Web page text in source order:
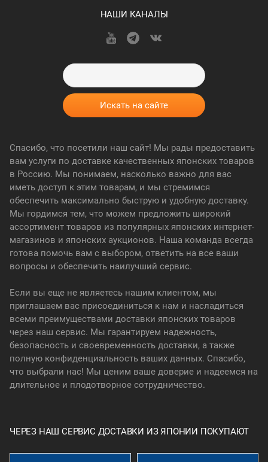
НАШИ КАНАЛЫ
Спасибо, что посетили наш сайт! Мы рады предоставить
вам услуги по доставке качественных японских товаров
в Россию. Мы понимаем, насколько важно для вас
иметь доступ к этим товарам, и мы стремимся
обеспечить максимально быструю и удобную доставку.
Мы гордимся тем, что можем предложить широкий
ассортимент товаров из популярных японских интернет-
магазинов и японских аукционов. Наша команда всегда
готова помочь вам с выбором, ответить на все ваши
вопросы и обеспечить наилучший сервис.
Если вы еще не являетесь нашим клиентом, мы
приглашаем вас присоединиться к нам и насладиться
всеми преимуществами доставки японских товаров
через наш сервис. Мы гарантируем надежность,
безопасность и своевременность доставки, а также
полную конфиденциальность ваших данных. Спасибо,
что выбрали нас! Мы ценим ваше доверие и надеемся на
длительное и плодотворное сотрудничество.
ЧЕРЕЗ НАШ СЕРВИС ДОСТАВКИ ИЗ ЯПОНИИ ПОКУПАЮТ